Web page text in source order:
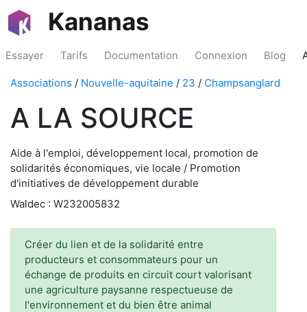
Kananas
Essayer Tarifs Documentation Connexion Blog
Associations / Nouvelle-aquitaine / 23 / Champsanglard
A LA SOURCE
Aide à l'emploi, développement local, promotion de
solidarités économiques, vie locale / Promotion
d'initiatives de développement durable
Waldec : W232005832
Créer du lien et de la solidarité entre
producteurs et consommateurs pour un
échange de produits en circuit court valorisant
une agriculture paysanne respectueuse de
l'environnement et du bien être animal